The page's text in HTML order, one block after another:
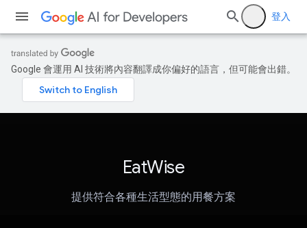
登入
Google 會運用 AI 技術將內容翻譯成你偏好的語言，但可能會出錯。
EatWise
提供符合各種生活型態的用餐方案